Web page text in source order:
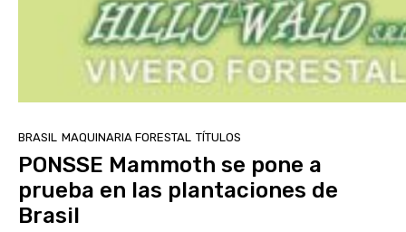
BRASIL MAQUINARIA FORESTAL TÍTULOS
PONSSE Mammoth se pone a
prueba en las plantaciones de
Brasil